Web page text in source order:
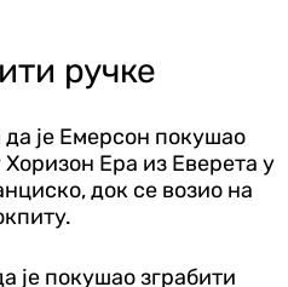
ручке
да је Емерсон покушао
Ера из Еверета у
док се возио на
је покушао зграбити